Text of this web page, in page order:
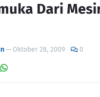
Dari
— Oktober 28, 2009 0